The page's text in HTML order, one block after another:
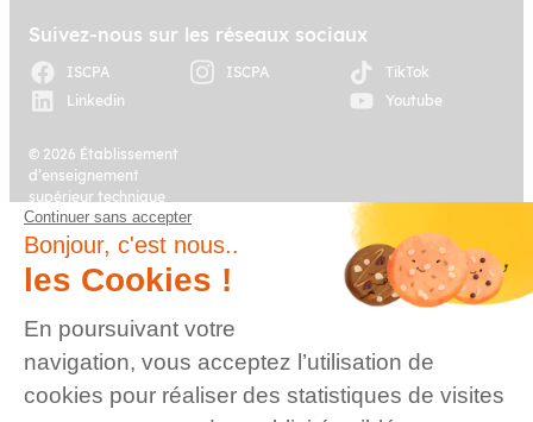
Suivez-nous sur les réseaux sociaux
ISCPA ISCPA
TikTok
Linkedin
Youtube
© 2026 Établissement
d’enseignement
supérieur technique
privé, Association à
but non lucratif –
Groupe IGENSIA
Education – Mise à jour
Plan du site Mentions légales
Charte des données
personnelles
Contact
Continuer sans accepter
Bonjour, c'est nous..
les Cookies !
En poursuivant votre
navigation, vous acceptez l’utilisation de
cookies pour réaliser des statistiques de visites